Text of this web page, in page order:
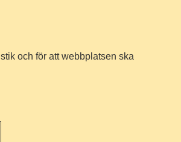
och för att webbplatsen ska